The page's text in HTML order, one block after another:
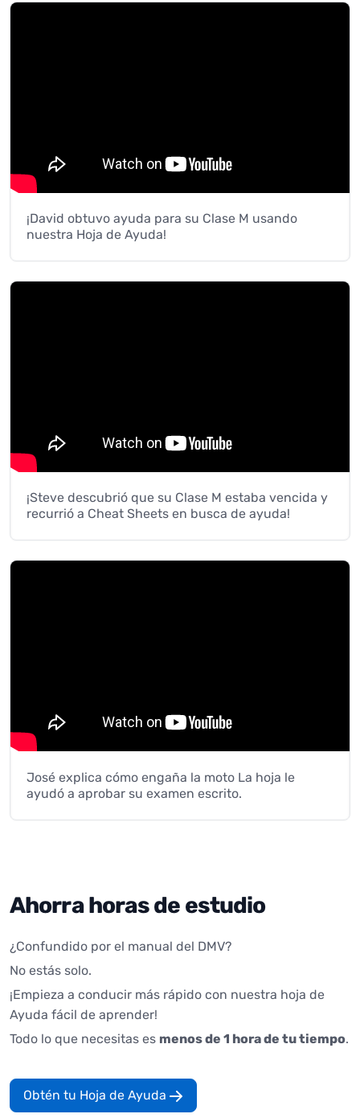
¡David obtuvo ayuda para su Clase M usando
nuestra Hoja de Ayuda!
¡Steve descubrió que su Clase M estaba vencida y
recurrió a Cheat Sheets en busca de ayuda!
José explica cómo engaña la moto La hoja le
ayudó a aprobar su examen escrito.
Ahorra horas de estudio
¿Confundido por el manual del DMV?
No estás solo.
¡Empieza a conducir más rápido con nuestra hoja de
Ayuda fácil de aprender!
Todo lo que necesitas es menos de 1 hora de tu tiempo.
Obtén tu Hoja de Ayuda